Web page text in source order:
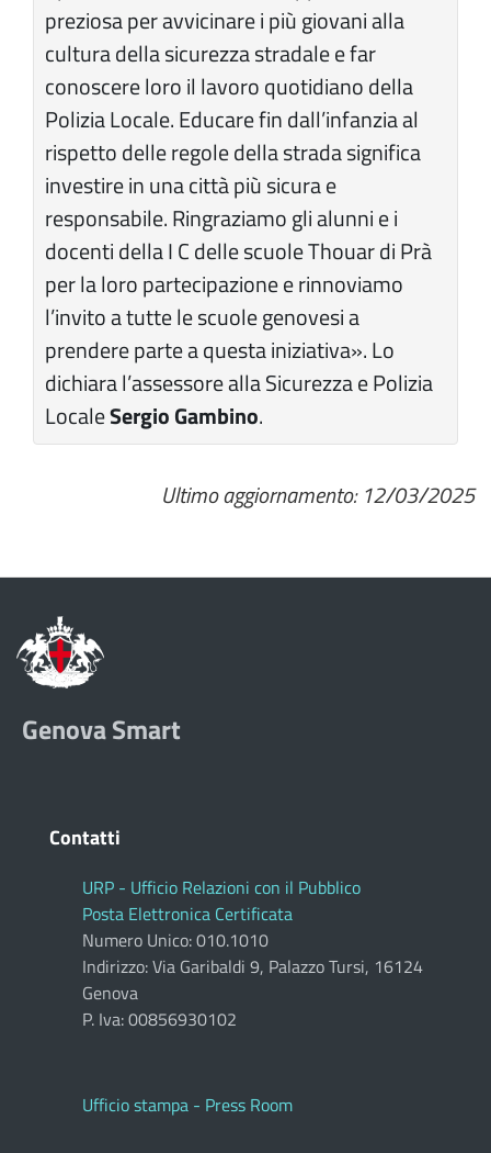
preziosa per avvicinare i più giovani alla
cultura della sicurezza stradale e far
conoscere loro il lavoro quotidiano della
Polizia Locale. Educare fin dall’infanzia al
rispetto delle regole della strada significa
investire in una città più sicura e
responsabile. Ringraziamo gli alunni e i
docenti della I C delle scuole Thouar di Prà
per la loro partecipazione e rinnoviamo
l’invito a tutte le scuole genovesi a
prendere parte a questa iniziativa». Lo
dichiara l’assessore alla Sicurezza e Polizia
LocaleSergio Gambino.
Ultimo aggiornamento: 12/03/2025
Genova Smart
Contatti
URP - Ufficio Relazioni con il Pubblico
Posta Elettronica Certificata
Numero Unico: 010.1010
Indirizzo: Via Garibaldi 9, Palazzo Tursi, 16124
Genova
P. Iva: 00856930102
Ufficio stampa - Press Room